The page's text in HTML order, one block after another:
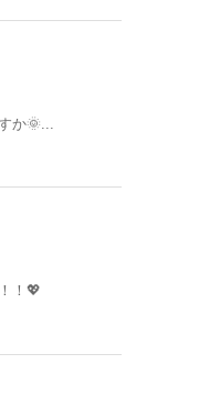
か🌞...
！💖